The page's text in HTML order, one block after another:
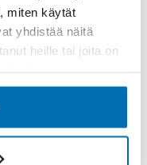
miten käytät
yhdistää näitä
heille tai joita on